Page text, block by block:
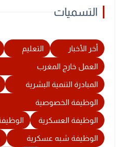
التسميات
أخر الأخبار التعليم
العمل خارج المغرب
المبادرة التنمية البشرية
الوظيفة الخصوصية
الوظيفة العسكرية
الوظيفة شبه عسكرية